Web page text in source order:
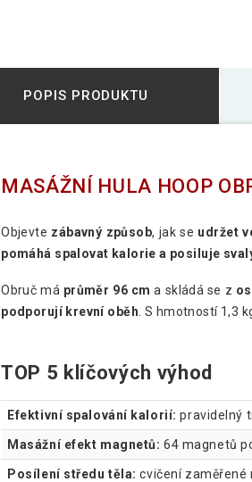
POPIS PRODUKTU
MASÁŽNÍ HULA HOOP
Objevte zábavný způsob, jak se udržet
pomáhá spalovat kalorie a posiluje
Obruč má průměr 96 cm a skládá se z
podporují krevní oběh . S hmotností 1,3
TOP 5 klíčových výhod
Efektivní spalování kalorií: pravidelný
Masážní efekt magnetů: 64 magnetů
Posílení středu těla: cvičení zaměřené